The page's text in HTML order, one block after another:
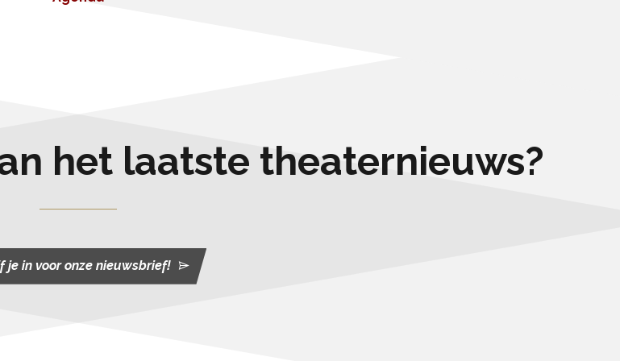
het laatste theaternieuws?
je in voor onze nieuwsbrief!